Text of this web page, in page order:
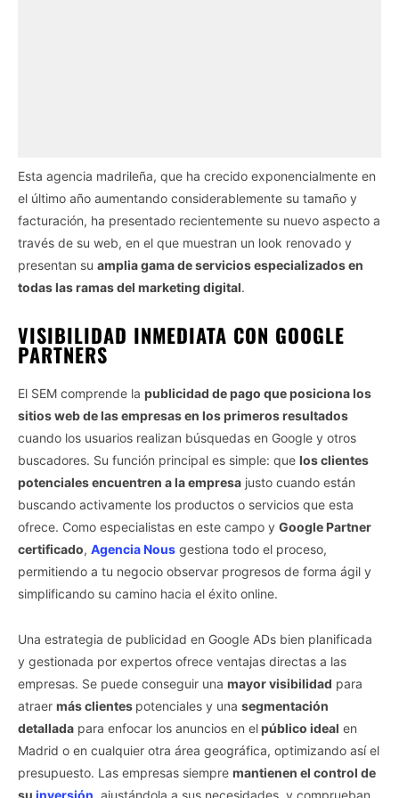
Esta agencia madrileña, que ha crecido exponencialmente en
el último año aumentando considerablemente su tamaño y
facturación, ha presentado recientemente su nuevo aspecto a
través de su web, en el que muestran un look renovado y
presentan su amplia gama de servicios especializados en
todas las ramas del marketing digital.
VISIBILIDAD INMEDIATA CON GOOGLE
PARTNERS
El SEM comprende la publicidad de pago que posiciona los
sitios web de las empresas en los primeros resultados
cuando los usuarios realizan búsquedas en Google y otros
buscadores. Su función principal es simple: que los clientes
potenciales encuentren a la empresa justo cuando están
buscando activamente los productos o servicios que esta
ofrece. Como especialistas en este campo y Google Partner
certificado, Agencia Nous gestiona todo el proceso,
permitiendo a tu negocio observar progresos de forma ágil y
simplificando su camino hacia el éxito online.
Una estrategia de publicidad en Google ADs bien planificada
y gestionada por expertos ofrece ventajas directas a las
empresas. Se puede conseguir una mayor visibilidad para
atraer más clientes potenciales y una segmentación
detallada para enfocar los anuncios en elpúblico ideal en
Madrid o en cualquier otra área geográfica, optimizando así el
presupuesto. Las empresas siempre mantienen el control de
su inversión , ajustándola a sus necesidades, y comprueban